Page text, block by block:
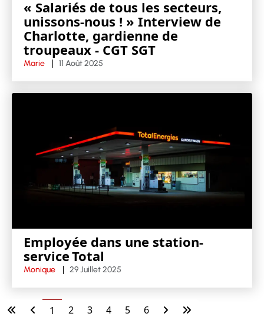
« Salariés de tous les secteurs,
unissons-nous ! » Interview de
Charlotte, gardienne de
troupeaux - CGT SGT
Marie 11 Août 2025
Employée dans une station-
service Total
Monique 29 Juillet 2025
1 2 3 4 5 6